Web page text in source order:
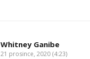
Whitney Ganibe
21 prosince, 2020 (4:23)